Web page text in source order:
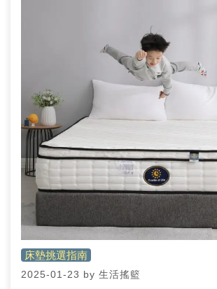
床墊挑選指南
2025-01-23 by 生活搖籃